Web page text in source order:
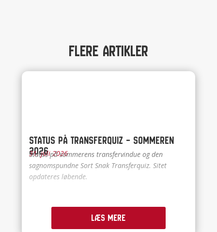
Flere artikler
Status på Transferquiz – Sommeren
2026
31. juli 2026
Status på sommerens transfervindue og den
sagnomspundne Sort Snak Transferquiz. Sitet
opdateres løbende.
Læs mere